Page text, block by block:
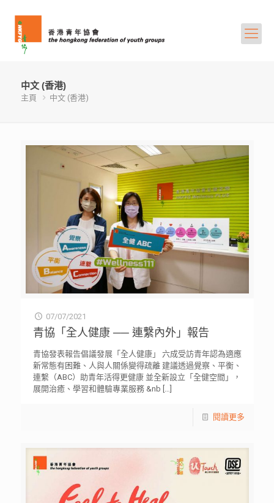
中文 (香港)
主頁 中文 (香港)
07/07/2021
青協「全人健康 ── 連繫內外」報告
青協發表報告倡議發展「全人健康」 六成受訪青年認為適應
新常態有困難、人與人關係變得疏離 建議透過覺察、平衡、
連繫（ABC）助青年活得更健康 並全新設立「全健空間」，
展開治癒、學習和體驗專業服務 &nb […]
閱讀更多